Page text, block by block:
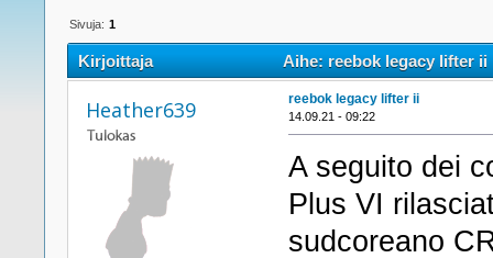
Sivuja: 1
Kirjoittaja Aihe: reebok legacy lifter ii
Heather639 reebok legacy lifter ii
14.09.21 - 09:22
A seguito dei
Plus VI
sudcoreano